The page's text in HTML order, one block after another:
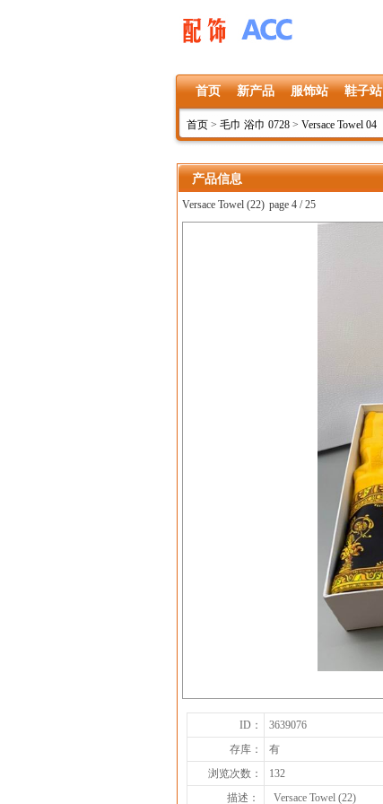
首页 新产品 服饰站 鞋子站
首页 > 毛巾 浴巾 0728 > Versace Towel 04
产品信息
Versace Towel (22) page 4 / 25
ID： 3639076
存库：
有
浏览次数：
132
描述：
Versace Towel (22)